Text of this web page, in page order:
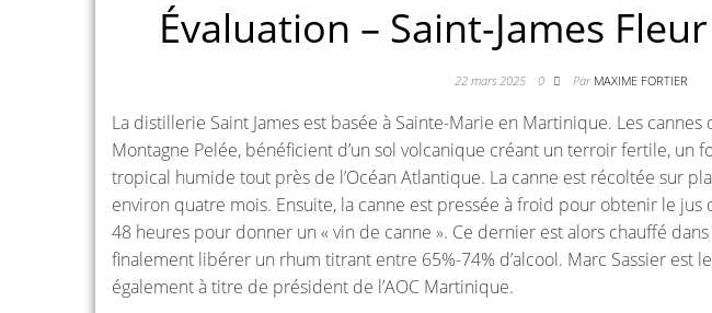
Évaluation – Saint-James
22 mars 2025 0 Par MAXIME FORTIER
La distillerie Saint James est basée à Sainte-Marie en Martinique. Les
Montagne Pelée, bénéficient d’un sol volcanique créant un terroir fertile, un
tropical humide tout près de l’Océan Atlantique. La canne est récoltée sur
environ quatre mois. Ensuite, la canne est pressée à froid pour obtenir le
48 heures pour donner un « vin de canne ». Ce dernier est alors chauffé
finalement libérer un rhum titrant entre 65%-74% d’alcool. Marc Sassier est
également à titre de président de l’AOC Martinique.